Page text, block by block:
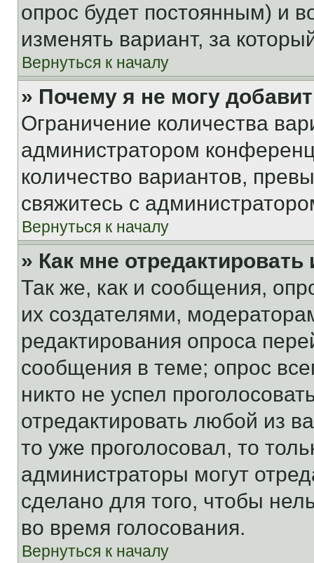
опрос будет постоянным) и
изменять вариант, за
Вернуться к началу
» Почему я не могу
Ограничение количества
администратором
количество вариантов,
свяжитесь с
Вернуться к началу
» Как мне
Так же, как и сообщения,
их создателями,
редактирования опроса
сообщения в теме; опрос
никто не успел
отредактировать любой из
то уже проголосовал, то
администраторы могут
сделано для того, чтобы
во время голосования.
Вернуться к началу